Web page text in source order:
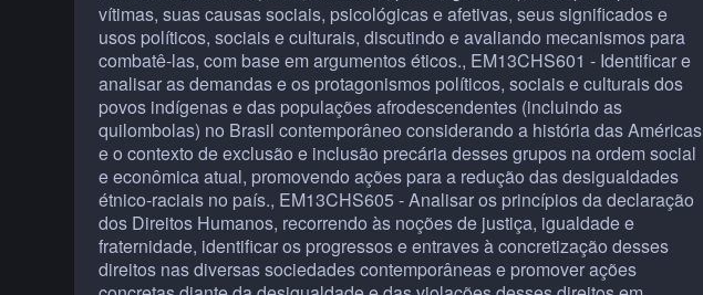
vítimas, suas causas sociais, psicológicas e afetivas, seus significados e
usos políticos, sociais e culturais, discutindo e avaliando mecanismos para
combatê-las, com base em argumentos éticos., EM13CHS601 - Identificar e
analisar as demandas e os protagonismos políticos, sociais e culturais dos
povos indígenas e das populações afrodescendentes (incluindo as
quilombolas) no Brasil contemporâneo considerando a história das Américas
e o contexto de exclusão e inclusão precária desses grupos na ordem social
e econômica atual, promovendo ações para a redução das desigualdades
étnico-raciais no país., EM13CHS605 - Analisar os princípios da declaração
dos Direitos Humanos, recorrendo às noções de justiça, igualdade e
fraternidade, identificar os progressos e entraves à concretização desses
direitos nas diversas sociedades contemporâneas e promover ações